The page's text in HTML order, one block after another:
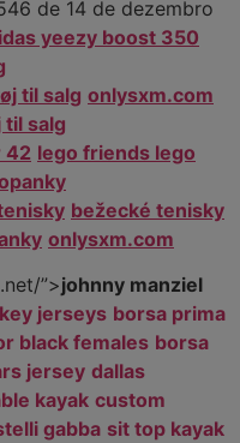
de 14 de dezembro
yeezy boost 350
til salg onlysxm.com
til salg
42 lego friends lego
bežecké tenisky
onlysxm.com
”>johnny manziel
jerseys borsa prima
black females borsa
jersey dallas
kayak custom
gabba sit top kayak